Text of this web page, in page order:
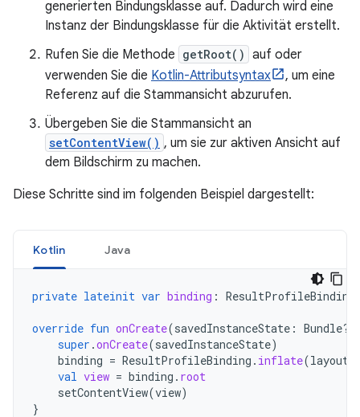
generierten Bindungsklasse auf. Dadurch wird eine
Instanz der Bindungsklasse für die Aktivität erstellt.
Rufen Sie die Methode getRoot() auf oder
verwenden Sie die Kotlin-Attributsyntax
, um eine
Referenz auf die Stammansicht abzurufen.
Übergeben Sie die Stammansicht an
setContentView() , um sie zur aktiven Ansicht auf
dem Bildschirm zu machen.
Diese Schritte sind im folgenden Beispiel dargestellt:
Kotlin Java
private lateinit var binding : ResultProfileBinding
override fun onCreate(savedInstanceState : Bundle?)
super .onCreate(savedInstanceState)
binding = ResultProfileBinding . inflate(
val view = binding . root
setContentView(view)
}